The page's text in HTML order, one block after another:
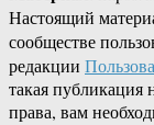
Настоящий
сообществе
редакции
такая
права, вам